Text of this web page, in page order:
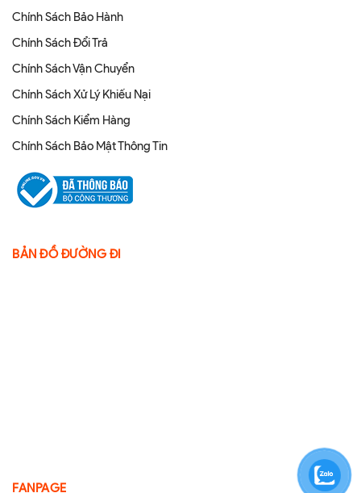
Chính Sách Bảo Hành
Chính Sách Đổi Trả
Chính Sách Vận Chuyển
Chính Sách Xử Lý Khiếu Nại
Chính Sách Kiểm Hàng
Chính Sách Bảo Mật Thông Tin
BẢN ĐỒ ĐƯỜNG ĐI
FANPAGE